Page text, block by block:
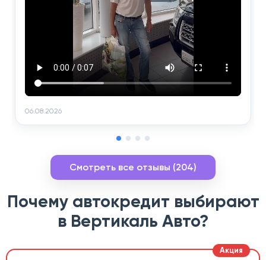
06.08.2026
Смотреть все отзывы (204)
Почему автокредит выбирают
в Вертикаль Авто?